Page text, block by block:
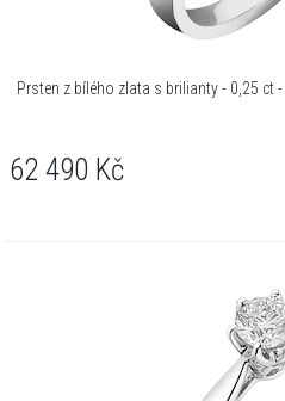
Prsten z bílého zlata s brilianty - 0,25 ct
62 490 Kč